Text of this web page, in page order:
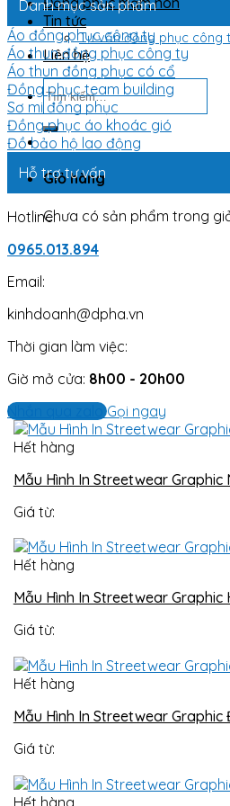
Tin tức
Tư vấn đồng phục công
Liên hệ
Tìm
kiếm:
Giỏ hàng
Chưa có sản phẩm trong
Danh mục sản phẩm
Áo đồng phục công ty
Áo thun đồng phục công ty
Áo thun đồng phục có cổ
Đồng phục team building
Sơ mi đồng phục
Đồng phục áo khoác gió
Đồ bảo hộ lao động
Hỗ trợ tư vấn
Hotline:
0965.013.894
Email:
kinhdoanh@dpha.vn
Thời gian làm việc:
Giờ mở cửa: 8h00 - 20h00
Nhắn qua zalo
Gọi ngay
Hết hàng
Mẫu Hình In Streetwear
Giá từ:
Hết hàng
Mẫu Hình In Streetwear Graphic
Giá từ:
Hết hàng
Mẫu Hình In Streetwear
Giá từ:
Hết hàng